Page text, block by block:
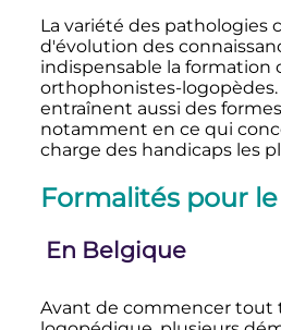
La variété des pathologies
d'évolution des
indispensable la formation
orthophonistes-logopèdes.
entraînent aussi des
notamment en ce qui
charge des handicaps les
Formalités pour
En Belgique
Avant de commencer tout